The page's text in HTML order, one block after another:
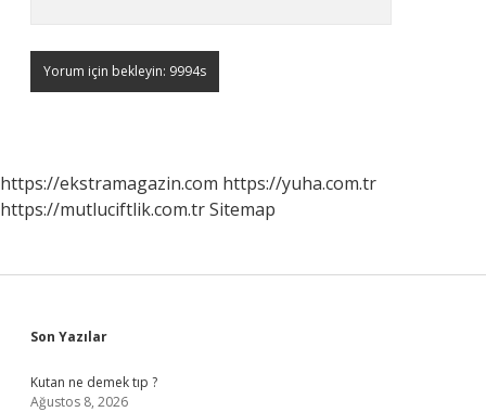
https://ekstramagazin.com https://yuha.com.tr
https://mutluciftlik.com.trSitemap
Sidebar
Son Yazılar
Kutan ne demek tıp ?
Ağustos 8, 2026